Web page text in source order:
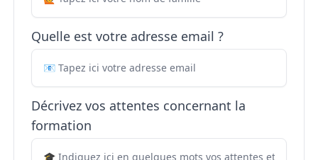
Quelle est votre adresse email ?
Décrivez vos attentes concernant la
formation